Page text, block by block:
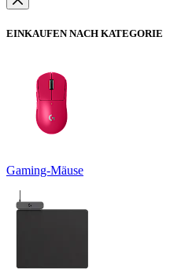
EINKAUFEN NACH KATEGORIE
Gaming-Mäuse